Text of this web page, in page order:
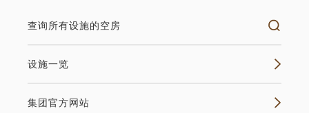
查询所有设施的空房
设施一览
集团官方网站